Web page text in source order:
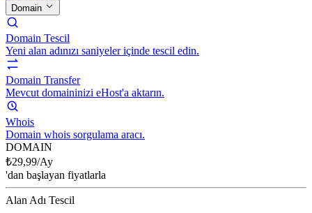
Domain
Domain Tescil
Yeni alan adınızı saniyeler içinde tescil edin.
Domain Transfer
Mevcut domaininizi eHost'a aktarın.
Whois
Domain whois sorgulama aracı.
DOMAIN
₺29,99/Ay
'dan başlayan fiyatlarla
Alan Adı Tescil